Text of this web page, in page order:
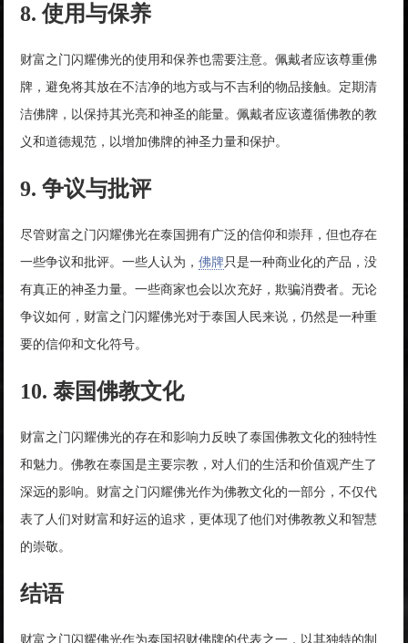
8. 使用与保养
财富之门闪耀佛光的使用和保养也需要注意。佩戴者应该尊重佛
牌，避免将其放在不洁净的地方或与不吉利的物品接触。定期清
洁佛牌，以保持其光亮和神圣的能量。佩戴者应该遵循佛教的教
义和道德规范，以增加佛牌的神圣力量和保护。
9. 争议与批评
尽管财富之门闪耀佛光在泰国拥有广泛的信仰和崇拜，但也存在
一些争议和批评。一些人认为，佛牌 只是一种商业化的产品，没
有真正的神圣力量。一些商家也会以次充好，欺骗消费者。无论
争议如何，财富之门闪耀佛光对于泰国人民来说，仍然是一种重
要的信仰和文化符号。
10. 泰国佛教文化
财富之门闪耀佛光的存在和影响力反映了泰国佛教文化的独特性
和魅力。佛教在泰国是主要宗教，对人们的生活和价值观产生了
深远的影响。财富之门闪耀佛光作为佛教文化的一部分，不仅代
表了人们对财富和好运的追求，更体现了他们对佛教教义和智慧
的崇敬。
结语
财富之门闪耀佛光作为泰国招财佛牌的代表之一，以其独特的制